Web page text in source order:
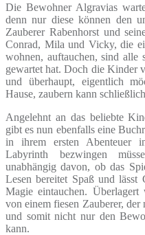
Die Bewohner Algravias
denn nur diese können den
Zauberer Rabenhorst und
Conrad, Mila und Vicky, die
wohnen, auftauchen, sind alle
gewartet hat. Doch die Kinder
und überhaupt, eigentlich
Hause, zaubern kann
Angelehnt an das beliebte
gibt es nun ebenfalls eine
in ihrem ersten Abenteuer
Labyrinth bezwingen
unabhängig davon, ob das
Lesen bereitet Spaß und
Magie eintauchen.
von einem fiesen Zauberer,
und somit nicht nur den
kann.